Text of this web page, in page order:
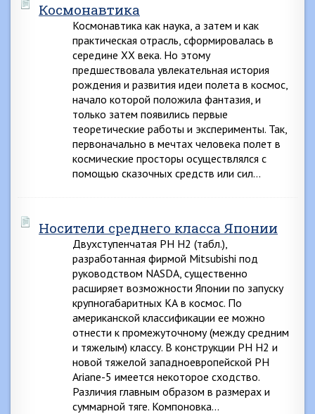
Космонавтика
Космонавтика как наука, а затем и как
практическая отрасль, сформировалась в
середине XX века. Но этому
предшествовала увлекательная история
рождения и развития идеи полета в космос,
начало которой положила фантазия, и
только затем появились первые
теоретические работы и эксперименты. Так,
первоначально в мечтах человека полет в
космические просторы осуществлялся с
помощью сказочных средств или сил…
Носители среднего класса Японии
Двухступенчатая РН Н2 (табл.),
разработанная фирмой Mitsubishi под
руководством NASDA, существенно
расширяет возможности Японии по запуску
крупногабаритных КА в космос. По
американской классификации ее можно
отнести к промежуточному (между средним
и тяжелым) классу. В конструкции РН Н2 и
новой тяжелой западноевропейской РН
Ariane-5 имеется некоторое сходство.
Различия главным образом в размерах и
суммарной тяге. Компоновка…